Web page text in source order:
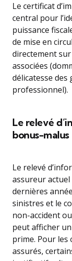
Le certificat
central pour
puissance
de mise en
directement
associées
délicatesse des
professionnel).
Le relevé
bonus-malus
Le relevé
assureur
dernières
sinistres et le
non-accident
peut afficher
prime. Pour les
assurés,